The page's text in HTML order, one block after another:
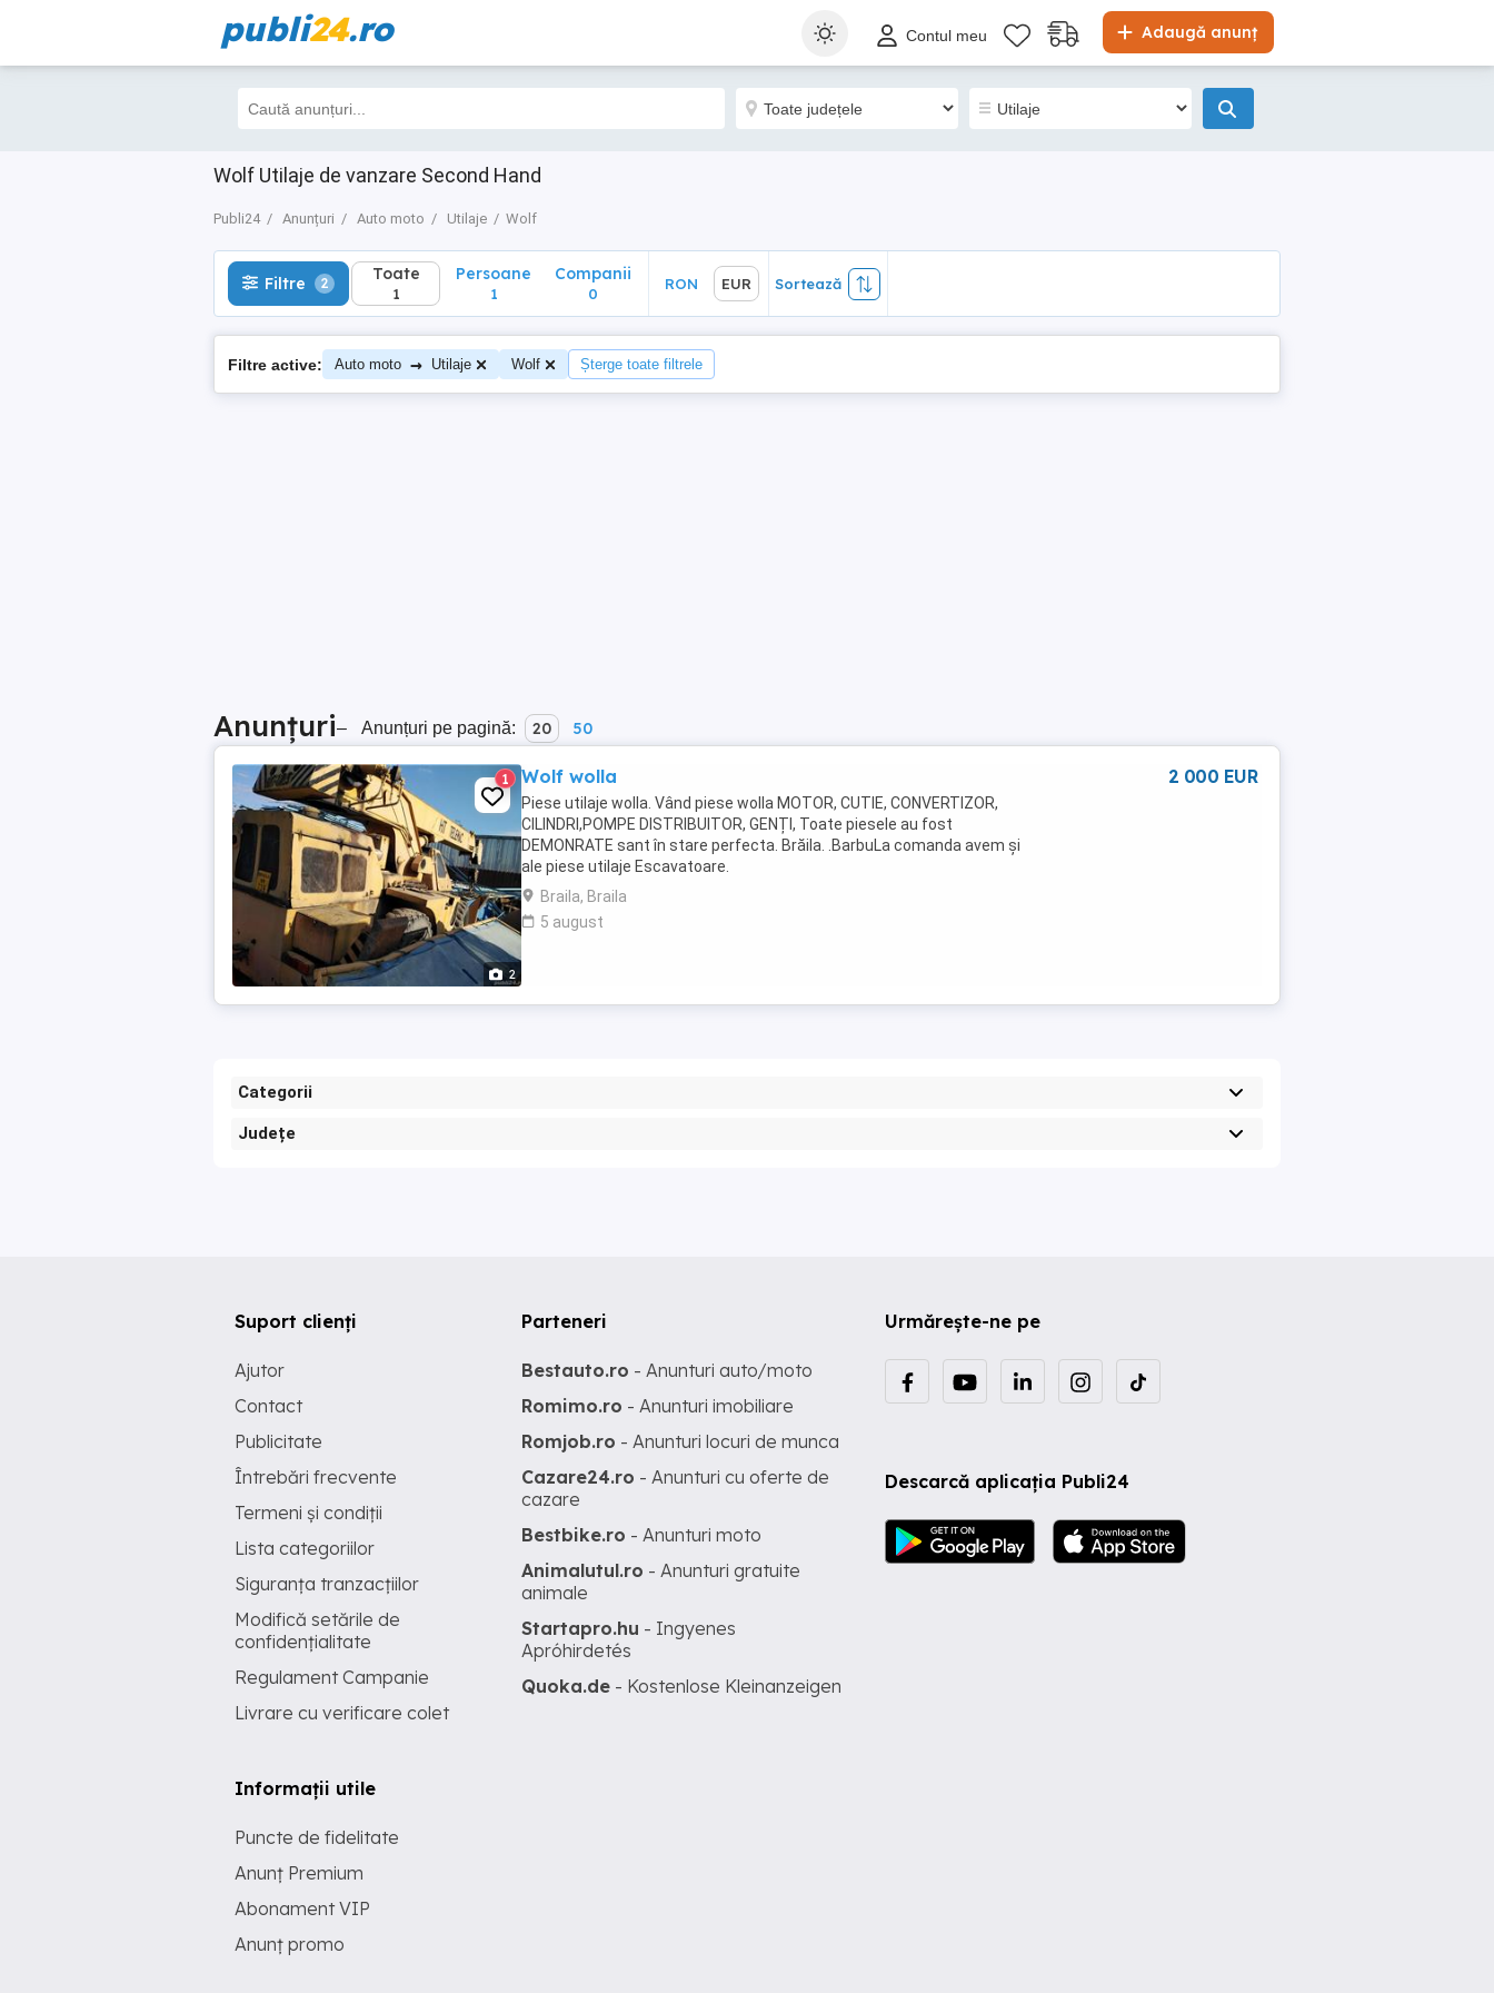
publi24.ro Adaugă anunț
Contul meu
Wolf Utilaje de vanzare Second Hand
Publi24 Anunțuri Auto moto Utilaje Wolf
Filtre 2 Toate
1
Sortează
Filtre 2 Toate
1
Persoane
1
Companii
0
RON EUR Sortează
Filtre active: Auto moto → Utilaje Wolf Șterge toate filtrele
Anunțuri– Anunțuri pe pagină: 20 50
2
1 Wolf wolla
Piese utilaje wolla. Vând piese wolla MOTOR, CUTIE, CONVERTIZOR,
CILINDRI,POMPE DISTRIBUITOR, GENȚI, Toate piesele au fost
DEMONRATE sant în stare perfecta. Brăila. .BarbuLa comanda avem și
ale piese utilaje Escavatoare.
Braila, Braila
5 august
2 000 EUR
Categorii
Județe
Urmărește-ne pe
Descarcă aplicația Publi24
Suport clienți
Ajutor
Contact
Publicitate
Întrebări frecvente
Termeni și condiții
Lista categoriilor
Siguranța tranzacțiilor
Modifică setările de
confidențialitate
Regulament Campanie
Livrare cu verificare colet
Informații utile
Puncte de fidelitate
Anunț Premium
Abonament VIP
Anunț promo
Parteneri
Bestauto.ro - Anunturi auto/moto
Romimo.ro - Anunturi imobiliare
Romjob.ro - Anunturi locuri de munca
Cazare24.ro - Anunturi cu oferte de
cazare
Bestbike.ro - Anunturi moto
Animalutul.ro - Anunturi gratuite
animale
Startapro.hu - Ingyenes
Apróhirdetés
Quoka.de - Kostenlose Kleinanzeigen